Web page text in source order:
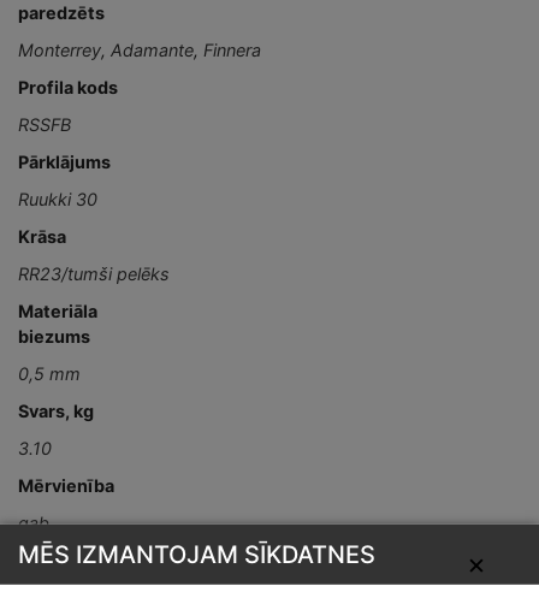
paredzēts
Monterrey, Adamante, Finnera
Profila kods
RSSFB
Pārklājums
Ruukki 30
Krāsa
RR23/tumši pelēks
Materiāla
biezums
0,5 mm
Svars, kg
3.10
Mērvienība
gab
Detaļas garums,
mm
✕
MĒS IZMANTOJAM SĪKDATNES